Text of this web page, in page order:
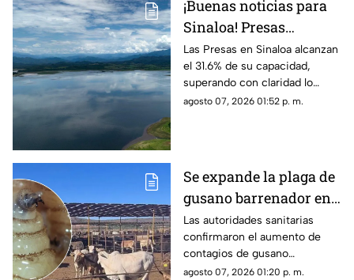
¡Buenas noticias para
Sinaloa! Presas
superan por mucho los
niveles de agua del
2025
Las Presas en Sinaloa alcanzan
el 31.6% de su capacidad,
superando con claridad lo
registrado el año pasado 2025
agosto 07, 2026 01:52 p. m.
Se expande la plaga de
gusano barrenador en
Sinaloa: Suman 22
animales infectados
Las autoridades sanitarias
confirmaron el aumento de
contagios de gusano
barrenador en Sinaloa,
agosto 07, 2026 01:20 p. m.